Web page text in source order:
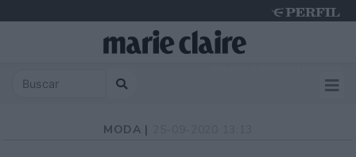
MODA |